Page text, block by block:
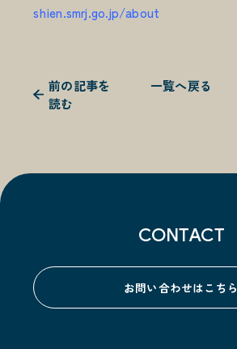
shien.smrj.go.jp/about
前の記事を
読む
一覧へ戻る
CONTACT
お問い合わせはこちら